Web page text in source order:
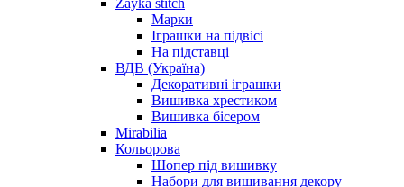
Марки
Іграшки на підвісі
На підставці
ВДВ (Україна)
Декоративні іграшки
Вишивка хрестиком
Вишивка бісером
Mirabilia
Кольорова
Шопер під вишивку
Набори для вишивання декору